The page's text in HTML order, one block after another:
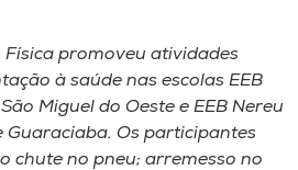
Física promoveu atividades
à saúde nas escolas EEB
Miguel do Oeste e EEB Nereu
Guaraciaba. Os participantes
chute no pneu; arremesso no